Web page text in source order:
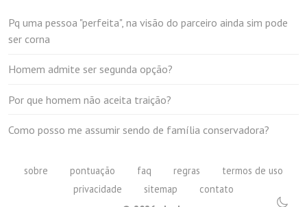
Pq uma pessoa "perfeita", na visão do parceiro ainda sim pode
ser corna
Homem admite ser segunda opção?
Por que homem não aceita traição?
Como posso me assumir sendo de família conservadora?
sobre pontuação faq regras
termos de uso
privacidade
sitemap
contato